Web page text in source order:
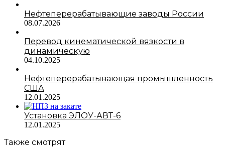
Нефтеперерабатывающие заводы России
08.07.2026
Перевод кинематической вязкости в
динамическую
04.10.2025
Нефтеперерабатывающая промышленность
США
12.01.2025
Установка ЭЛОУ-АВТ-6
12.01.2025
Также смотрят